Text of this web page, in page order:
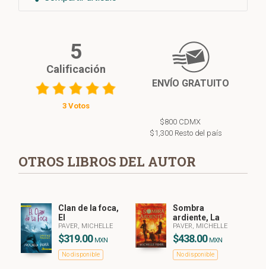
5
Calificación
3 Votos
ENVÍO GRATUITO
$800 CDMX
$1,300 Resto del país
OTROS LIBROS DEL AUTOR
Clan de la foca,
El
PAVER, MICHELLE
$319.00 MXN
No disponible
Sombra
ardiente, La
PAVER, MICHELLE
$438.00 MXN
No disponible